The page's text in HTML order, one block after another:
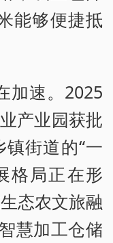
能够便捷抵
加速。2025
产业园获批
街道的“一
格局正在形
态农文旅融
慧加工仓储